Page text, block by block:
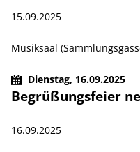
15.09.2025
Musiksaal
Dienstag, 16.09.2025
Begrüßungsfeier
16.09.2025